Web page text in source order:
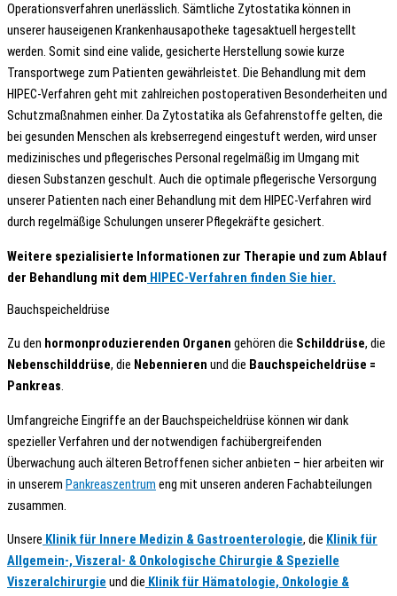
Operationsverfahren unerlässlich. Sämtliche Zytostatika können in
unserer hauseigenen Krankenhausapotheke tagesaktuell hergestellt
werden. Somit sind eine valide, gesicherte Herstellung sowie kurze
Transportwege zum Patienten gewährleistet. Die Behandlung mit dem
HIPEC-Verfahren geht mit zahlreichen postoperativen Besonderheiten und
Schutzmaßnahmen einher. Da Zytostatika als Gefahrenstoffe gelten, die
bei gesunden Menschen als krebserregend eingestuft werden, wird unser
medizinisches und pflegerisches Personal regelmäßig im Umgang mit
diesen Substanzen geschult. Auch die optimale pflegerische Versorgung
unserer Patienten nach einer Behandlung mit dem HIPEC-Verfahren wird
durch regelmäßige Schulungen unserer Pflegekräfte gesichert.
Weitere spezialisierte Informationen zur Therapie und zum Ablauf
der Behandlung mit dem HIPEC-Verfahren finden Sie hier.
Bauchspeicheldrüse
Zu den hormonproduzierenden Organen gehören die Schilddrüse, die
Nebenschilddrüse, die Nebennieren und die Bauchspeicheldrüse =
Pankreas.
Umfangreiche Eingriffe an der Bauchspeicheldrüse können wir dank
spezieller Verfahren und der notwendigen fachübergreifenden
Überwachung auch älteren Betroffenen sicher anbieten – hier arbeiten wir
in unserem Pankreaszentrum eng mit unseren anderen Fachabteilungen
zusammen.
Unsere Klinik für Innere Medizin & Gastroenterologie, die Klinik für
Allgemein-, Viszeral- & Onkologische Chirurgie & Spezielle
Viszeralchirurgie und die Klinik für Hämatologie, Onkologie &